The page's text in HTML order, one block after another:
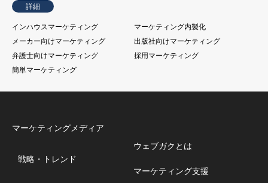
詳細
インハウスマーケティング
マーケティング内製化
メーカー向けマーケティング
出版社向けマーケティング
弁護士向けマーケティング
採用マーケティング
簡単マーケティング
マーケティングメディア
戦略・トレンド
ウェブガクとは
マーケティング支援